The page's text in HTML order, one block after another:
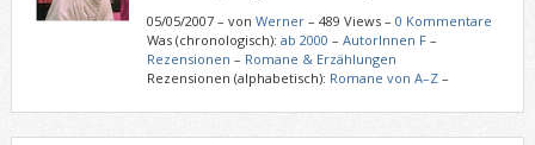
05/05/2007– von Werner– 489 Views – 0 Kommentare
Was (chronologisch): ab 2000 – AutorInnen F–
Rezensionen – Romane & Erzählungen
Rezensionen (alphabetisch): Romane von A–Z–